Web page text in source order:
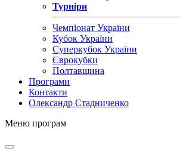
Турніри
Чемпіонат України
Кубок України
Суперкубок України
Єврокубки
Полтавщина
Програми
Контакти
Олександр Стадниченко
Меню програм